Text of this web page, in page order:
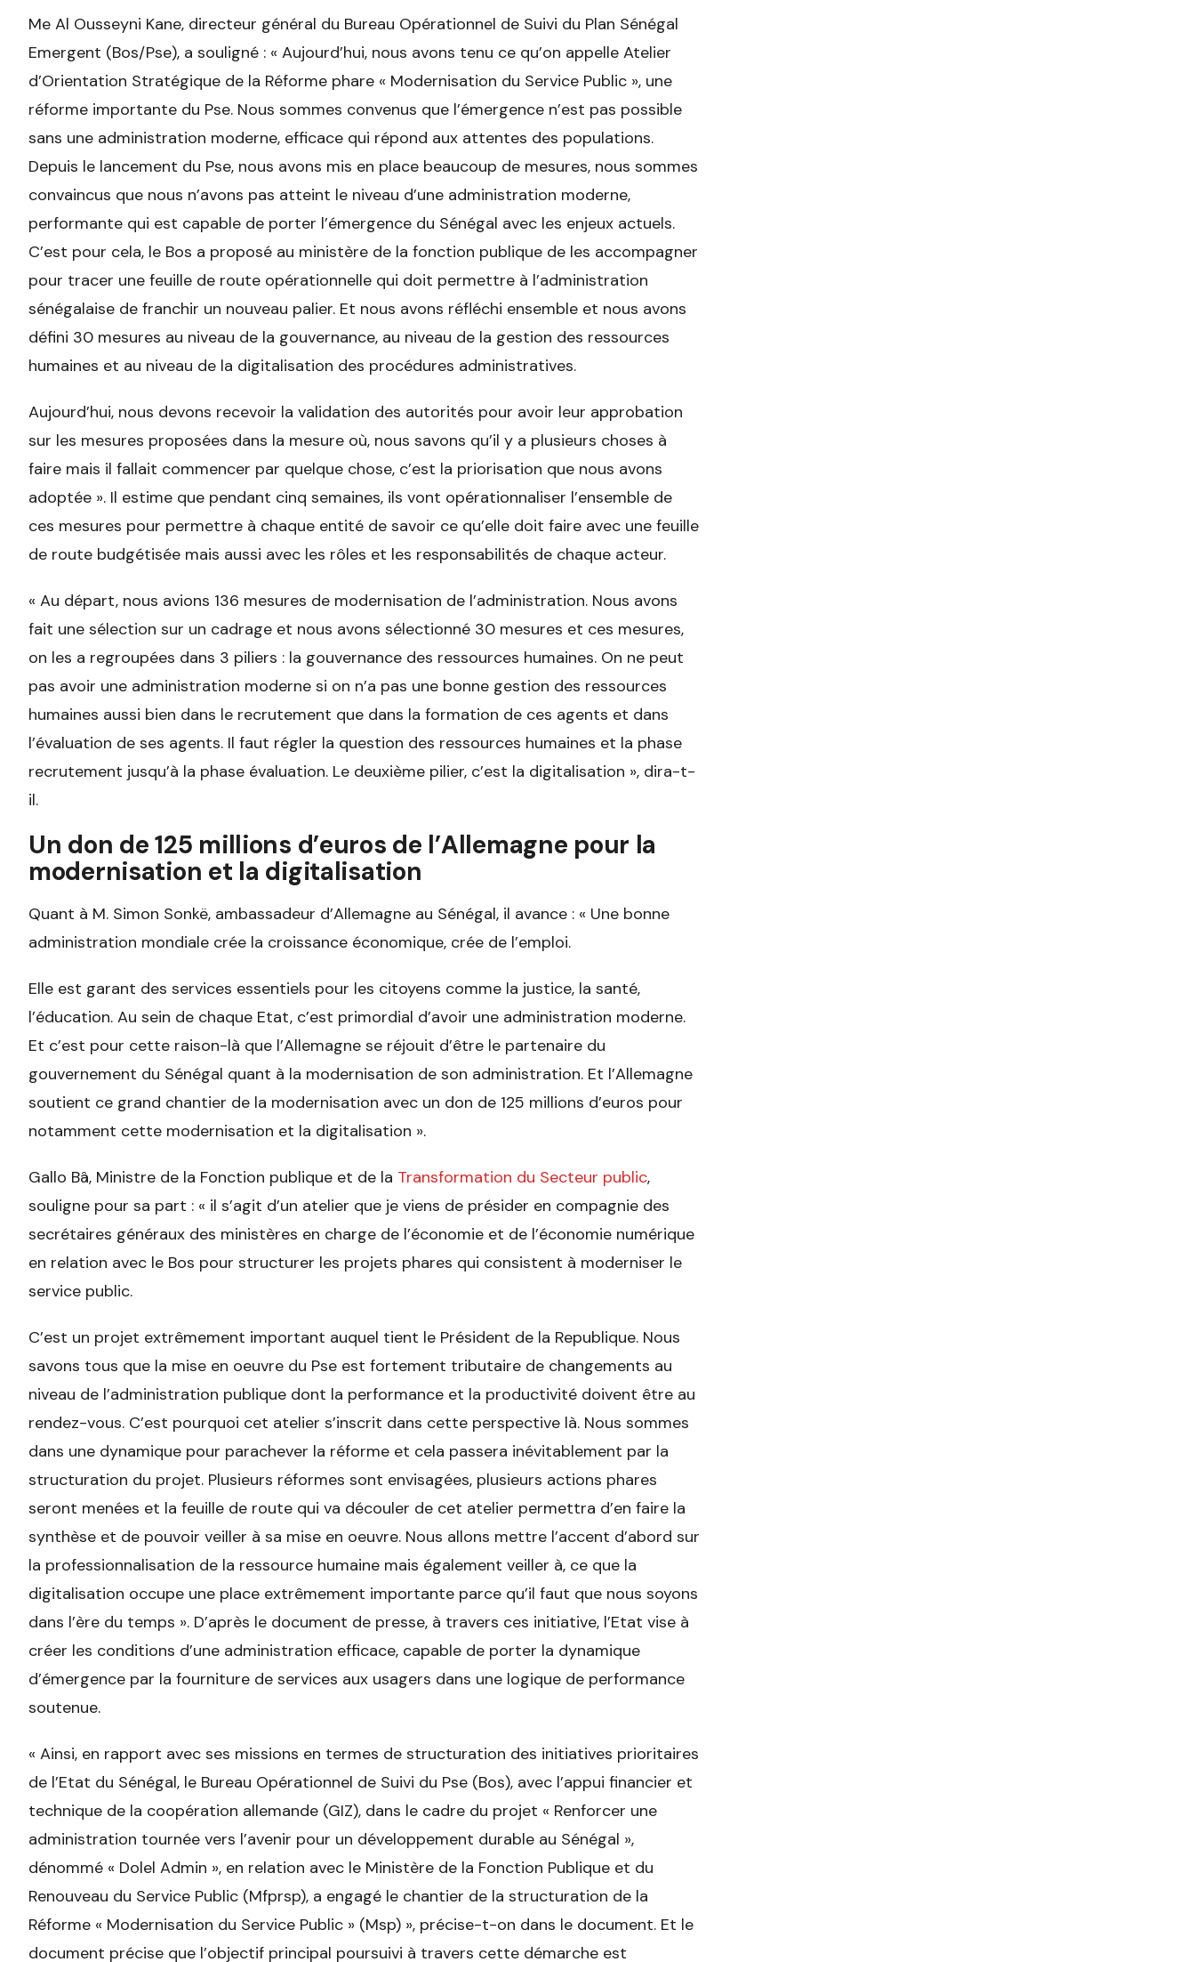
Me Al Ousseyni Kane, directeur général du Bureau Opérationnel de Suivi du Plan Sénégal
Emergent (Bos/Pse), a souligné : « Aujourd’hui, nous avons tenu ce qu’on appelle Atelier
d’Orientation Stratégique de la Réforme phare « Modernisation du Service Public », une
réforme importante du Pse. Nous sommes convenus que l’émergence n’est pas possible
sans une administration moderne, efficace qui répond aux attentes des populations.
Depuis le lancement du Pse, nous avons mis en place beaucoup de mesures, nous sommes
convaincus que nous n’avons pas atteint le niveau d’une administration moderne,
performante qui est capable de porter l’émergence du Sénégal avec les enjeux actuels.
C’est pour cela, le Bos a proposé au ministère de la fonction publique de les accompagner
pour tracer une feuille de route opérationnelle qui doit permettre à l’administration
sénégalaise de franchir un nouveau palier. Et nous avons réfléchi ensemble et nous avons
défini 30 mesures au niveau de la gouvernance, au niveau de la gestion des ressources
humaines et au niveau de la digitalisation des procédures administratives.
Aujourd’hui, nous devons recevoir la validation des autorités pour avoir leur approbation
sur les mesures proposées dans la mesure où, nous savons qu’il y a plusieurs choses à
faire mais il fallait commencer par quelque chose, c’est la priorisation que nous avons
adoptée ». Il estime que pendant cinq semaines, ils vont opérationnaliser l’ensemble de
ces mesures pour permettre à chaque entité de savoir ce qu’elle doit faire avec une feuille
de route budgétisée mais aussi avec les rôles et les responsabilités de chaque acteur.
« Au départ, nous avions 136 mesures de modernisation de l’administration. Nous avons
fait une sélection sur un cadrage et nous avons sélectionné 30 mesures et ces mesures,
on les a regroupées dans 3 piliers : la gouvernance des ressources humaines. On ne peut
pas avoir une administration moderne si on n’a pas une bonne gestion des ressources
humaines aussi bien dans le recrutement que dans la formation de ces agents et dans
l’évaluation de ses agents. Il faut régler la question des ressources humaines et la phase
recrutement jusqu’à la phase évaluation. Le deuxième pilier, c’est la digitalisation », dira-t-
il.
Un don de 125 millions d’euros de l’Allemagne pour la
modernisation et la digitalisation
Quant à M. Simon Sonkë, ambassadeur d’Allemagne au Sénégal, il avance : « Une bonne
administration mondiale crée la croissance économique, crée de l’emploi.
Elle est garant des services essentiels pour les citoyens comme la justice, la santé,
l’éducation. Au sein de chaque Etat, c’est primordial d’avoir une administration moderne.
Et c’est pour cette raison-là que l’Allemagne se réjouit d’être le partenaire du
gouvernement du Sénégal quant à la modernisation de son administration. Et l’Allemagne
soutient ce grand chantier de la modernisation avec un don de 125 millions d’euros pour
notamment cette modernisation et la digitalisation ».
Gallo Bâ, Ministre de la Fonction publique et de la Transformation du Secteur public,
souligne pour sa part : « il s’agit d’un atelier que je viens de présider en compagnie des
secrétaires généraux des ministères en charge de l’économie et de l’économie numérique
en relation avec le Bos pour structurer les projets phares qui consistent à moderniser le
service public.
C’est un projet extrêmement important auquel tient le Président de la Republique. Nous
savons tous que la mise en oeuvre du Pse est fortement tributaire de changements au
niveau de l’administration publique dont la performance et la productivité doivent être au
rendez-vous. C’est pourquoi cet atelier s’inscrit dans cette perspective là. Nous sommes
dans une dynamique pour parachever la réforme et cela passera inévitablement par la
structuration du projet. Plusieurs réformes sont envisagées, plusieurs actions phares
seront menées et la feuille de route qui va découler de cet atelier permettra d’en faire la
synthèse et de pouvoir veiller à sa mise en oeuvre. Nous allons mettre l’accent d’abord sur
la professionnalisation de la ressource humaine mais également veiller à, ce que la
digitalisation occupe une place extrêmement importante parce qu’il faut que nous soyons
dans l’ère du temps ». D’après le document de presse, à travers ces initiative, l’Etat vise à
créer les conditions d’une administration efficace, capable de porter la dynamique
d’émergence par la fourniture de services aux usagers dans une logique de performance
soutenue.
« Ainsi, en rapport avec ses missions en termes de structuration des initiatives prioritaires
de l’Etat du Sénégal, le Bureau Opérationnel de Suivi du Pse (Bos), avec l’appui financier et
technique de la coopération allemande (GIZ), dans le cadre du projet « Renforcer une
administration tournée vers l’avenir pour un développement durable au Sénégal »,
dénommé « Dolel Admin », en relation avec le Ministère de la Fonction Publique et du
Renouveau du Service Public (Mfprsp), a engagé le chantier de la structuration de la
Réforme « Modernisation du Service Public » (Msp) », précise-t-on dans le document. Et le
document précise que l’objectif principal poursuivi à travers cette démarche est